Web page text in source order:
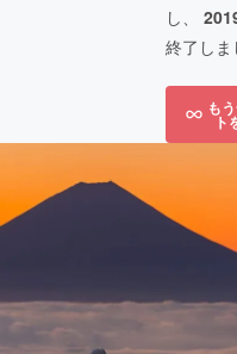
し、
終了しま
も
ト